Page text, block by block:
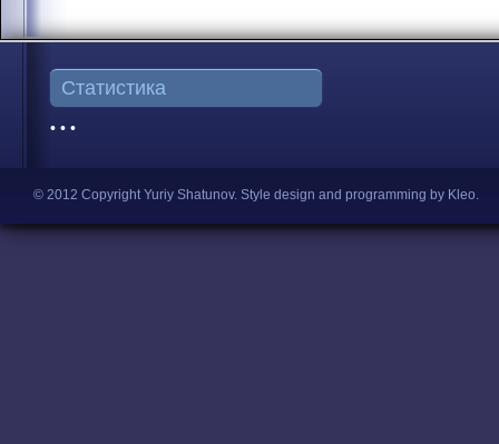
Статистика
• • •
© 2012 Copyright Yuriy Shatunov. Style design and programming by Kleo.